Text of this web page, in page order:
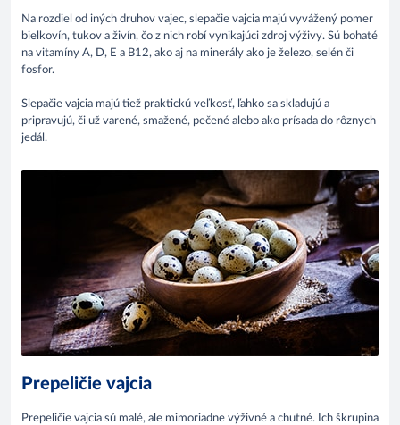
Na rozdiel od iných druhov vajec, slepačie vajcia majú vyvážený pomer
bielkovín, tukov a živín, čo z nich robí vynikajúci zdroj výživy. Sú bohaté
na vitamíny A, D, E a B12, ako aj na minerály ako je železo, selén či
fosfor.
Slepačie vajcia majú tiež praktickú veľkosť, ľahko sa skladujú a
pripravujú, či už varené, smažené, pečené alebo ako prísada do rôznych
jedál.
Prepeličie vajcia
Prepeličie vajcia sú malé, ale mimoriadne výživné a chutné. Ich škrupina